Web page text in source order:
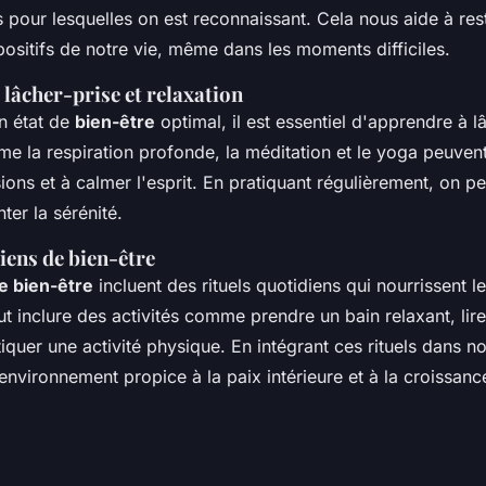
pour lesquelles on est reconnaissant. Cela nous aide à
de notre vie, même dans les moments difficiles.
lâcher-prise et relaxation
état de bien-être optimal, il est essentiel d'apprendre à
la respiration profonde, la méditation et le yoga
et à calmer l'esprit. En pratiquant régulièrement, on
la sérénité.
de bien-être
bien-être incluent des rituels quotidiens qui nourrissent
inclure des activités comme prendre un bain relaxant,
une activité physique. En intégrant ces rituels dans
propice à la paix intérieure et à la